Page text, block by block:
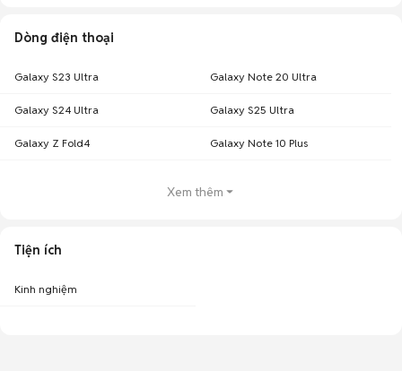
Dòng điện thoại
Galaxy S23 Ultra Galaxy Note 20 Ultra
Galaxy S24 Ultra Galaxy S25 Ultra
Galaxy Z Fold4 Galaxy Note 10 Plus
Xem thêm
Tiện ích
Kinh nghiệm